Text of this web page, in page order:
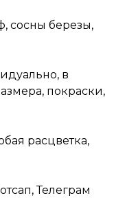
сосны березы,
в
покраски,
расцветка,
Телеграм